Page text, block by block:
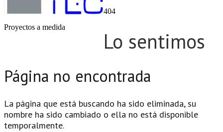
Proyectos a medida
404
Lo sentimos
Página no encontrada
La página que está buscando ha sido eliminada, su
nombre ha sido cambiado o ella no está disponible
temporalmente.